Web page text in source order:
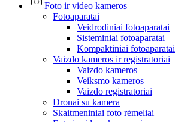
Foto ir video kameros
Fotoaparatai
Veidrodiniai fotoaparatai
Sisteminiai fotoaparatai
Kompaktiniai fotoaparatai
Vaizdo kameros ir registratoriai
Vaizdo kameros
Veiksmo kameros
Vaizdo registratoriai
Dronai su kamera
Skaitmeniniai foto rėmeliai